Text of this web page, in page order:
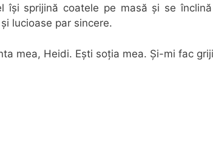
își sprijină coatele pe masă și se
lucioase par sincere.
mea, Heidi. Ești soția mea. Și-mi fac